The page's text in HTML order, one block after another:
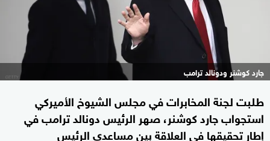
جارد كوشنر ودونالد ترامب
طلبت لجنة المخابرات في مجلس الشيوخ الأميركي
استجواب جارد كوشنر، صهر الرئيس دونالد ترامب في
إطار تحقيقها في العلاقة بين مساعدي الرئيس